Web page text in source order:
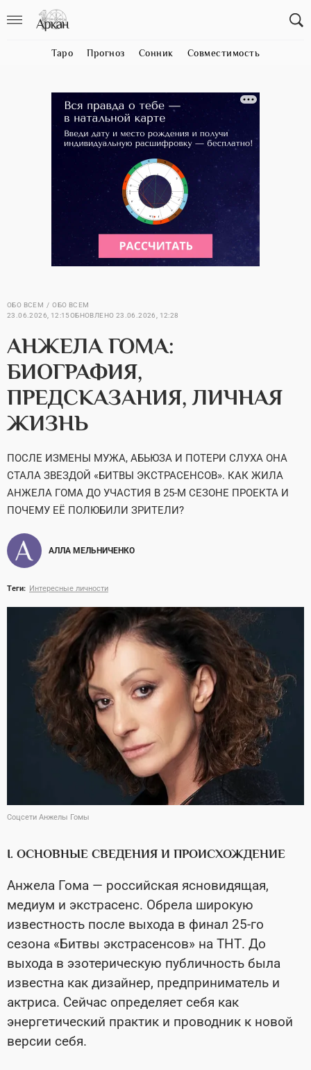
Таро Прогноз Сонник Совместимость
ОБО ВСЕМ
ОБО ВСЕМ
23.06.2026, 12:15ОБНОВЛЕНО 23.06.2026, 12:28
АНЖЕЛА ГОМА:
БИОГРАФИЯ,
ПРЕДСКАЗАНИЯ, ЛИЧНАЯ
ЖИЗНЬ
ПОСЛЕ ИЗМЕНЫ МУЖА, АБЬЮЗА И ПОТЕРИ СЛУХА ОНА
СТАЛА ЗВЕЗДОЙ «БИТВЫ ЭКСТРАСЕНСОВ». КАК ЖИЛА
АНЖЕЛА ГОМА ДО УЧАСТИЯ В 25-М СЕЗОНЕ ПРОЕКТА И
ПОЧЕМУ ЕЁ ПОЛЮБИЛИ ЗРИТЕЛИ?
АЛЛА МЕЛЬНИЧЕНКО
Теги: Интересные личности
Соцсети Анжелы Гомы
I. ОСНОВНЫЕ СВЕДЕНИЯ И ПРОИСХОЖДЕНИЕ
Анжела Гома — российская ясновидящая,
медиум и экстрасенс. Обрела широкую
известность после выхода в финал 25-го
сезона «Битвы экстрасенсов» на ТНТ. До
выхода в эзотерическую публичность была
известна как дизайнер, предприниматель и
актриса. Сейчас определяет себя как
энергетический практик и проводник к новой
версии себя.